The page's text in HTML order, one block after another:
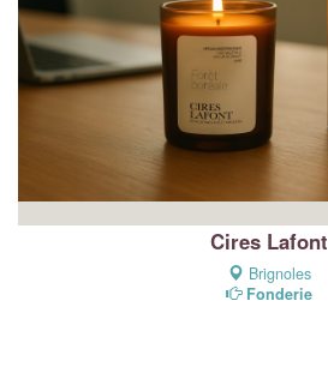
Cires Lafont
Brignoles
Fonderie